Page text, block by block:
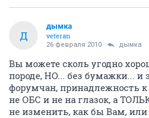
Д
дымка
veteran
26 февраля 2010 дымка
Вы можете сколь угодно
породе, НО... без бумажки... и
форумчан, принадлежность к
не ОБС и не на глазок, а
не изменить, как бы Вам, или